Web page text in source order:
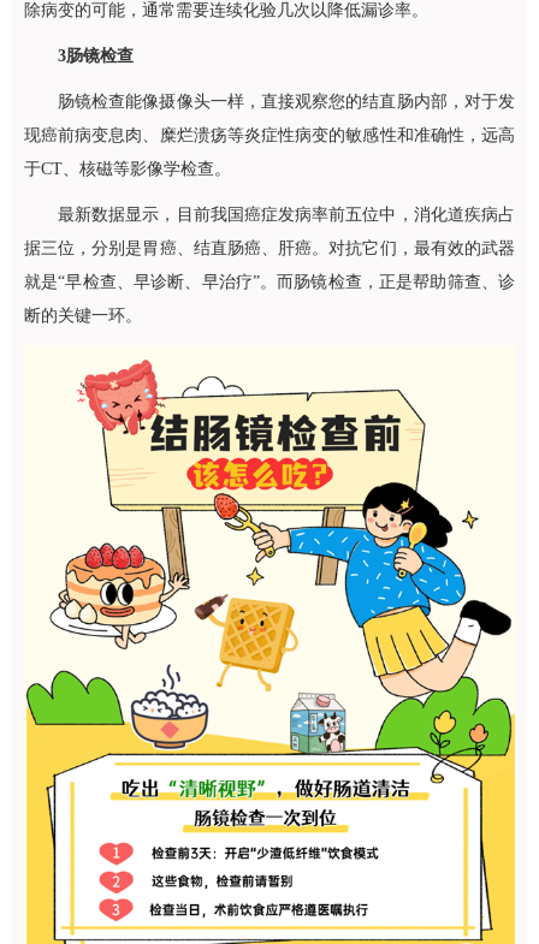
除病变的可能，通常需要连续化验几次以降低漏诊率。
3肠镜检查
肠镜检查能像摄像头一样，直接观察您的结直肠内部，对于发
现癌前病变息肉、糜烂溃疡等炎症性病变的敏感性和准确性，远高
于CT、核磁等影像学检查。
最新数据显示，目前我国癌症发病率前五位中，消化道疾病占
据三位，分别是胃癌、结直肠癌、肝癌。对抗它们，最有效的武器
就是“早检查、早诊断、早治疗”。而肠镜检查，正是帮助筛查、诊
断的关键一环。